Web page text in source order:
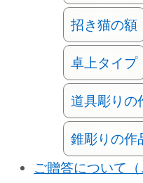
招き猫の額
卓上タイプ
道具彫りの
錐彫りの作
ご贈答について（